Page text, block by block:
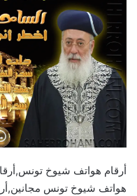
أرقام هواتف شيوخ
هواتف شيوخ تونس